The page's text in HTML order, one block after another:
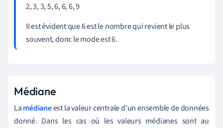
2, 3, 3, 5, 6, 6, 6, 9
Il est évident que 6 est le nombre qui revient le plus
souvent, donc le mode est 6.
Médiane
Lamédianeest la valeur centrale d'un ensemble de données
donné. Dans les cas où les valeurs médianes sont au